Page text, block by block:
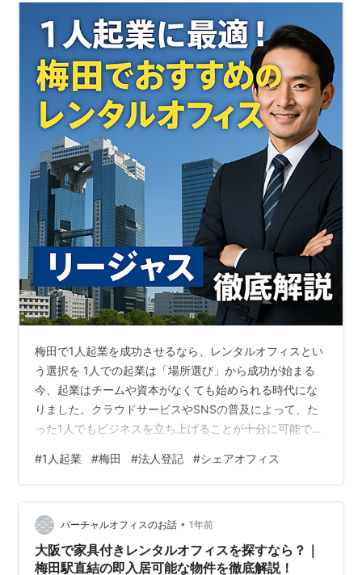
梅田で1人起業を成功させるなら、レンタルオフィスとい
う選択を 1人での起業は「場所選び」から成功が始まる
今、起業はチームや資本がなくても始められる時代にな
りました。クラウドサービスやSNSの普及によって、た
った1人でもビジネスを立ち上げることが十分に可能で
展開や信用度に大きく影響する重要な要素です。 自宅で
起業をスタートする方も少なくありませんが、次のよう
な悩みが出てくることがあります。 顧客との打ち合わせ
ができる場所がない 家では集中力が続かない 郵便物や法
人登記の住所に自宅を使うのが不安 仕事とプライベート
の切り替えが難しい こうした問題…
#1人起業 #梅田 #法人登記 #シェアオフィス
バーチャルオフィスのお話 • 1年前
大阪で家具付きレンタルオフィスを探すなら？｜
梅田駅直結の即入居可能な物件を徹底解説！